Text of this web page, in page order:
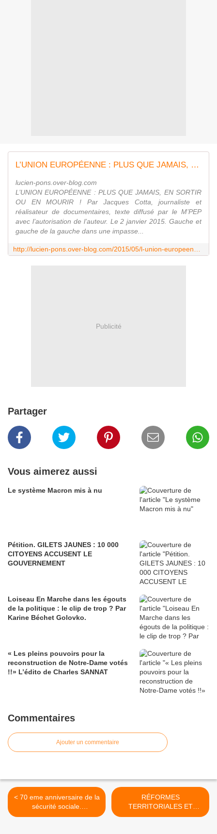
L’UNION EUROPÉENNE : PLUS QUE JAMAIS, EN SORTIR OU EN MOURIR ! Par Jacques Cotta, journaliste et...
lucien-pons.over-blog.com
L’UNION EUROPÉENNE : PLUS QUE JAMAIS, EN SORTIR
OU EN MOURIR ! Par Jacques Cotta, journaliste et
réalisateur de documentaires, texte diffusé par le M’PEP
avec l’autorisation de l’auteur. Le 2 janvier 2015. Gauche et
gauche de la gauche dans une impasse...
Publicité
Partager
Vous aimerez aussi
Le système Macron mis à nu
Pétition. GILETS JAUNES : 10 000
CITOYENS ACCUSENT LE
GOUVERNEMENT
Loiseau En Marche dans les égouts
de la politique : le clip de trop ? Par
Karine Béchet Golovko.
« Les pleins pouvoirs pour la
reconstruction de Notre-Dame votés
!!» L’édito de Charles SANNAT
Commentaires
Ajouter un commentaire
< 70 eme anniversaire de la
sécurité sociale.
RETABLISSONS LA
RÉFORMES
TERRITORIALES ET
MOBILITÉ DES